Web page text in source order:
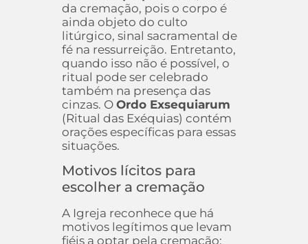
da cremação, pois o corpo é
ainda objeto do culto
litúrgico, sinal sacramental de
fé na ressurreição. Entretanto,
quando isso não é possível, o
ritual pode ser celebrado
também na presença das
cinzas. OOrdo Exsequiarum
(Ritual das Exéquias) contém
orações específicas para essas
situações.
Motivos lícitos para
escolher a cremação
A Igreja reconhece que há
motivos legítimos que levam
fiéis a optar pela cremação: